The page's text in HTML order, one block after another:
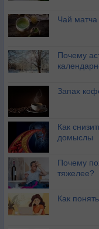
Чай
Почему
Запах
Как
домыслы
Почему
тяжелее?
Как